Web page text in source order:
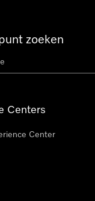
zoeken
Centers
Center